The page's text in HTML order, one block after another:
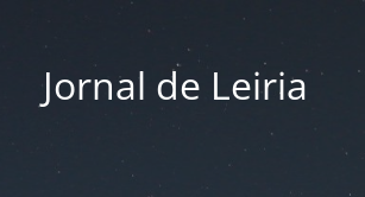
Jornal de Leiria